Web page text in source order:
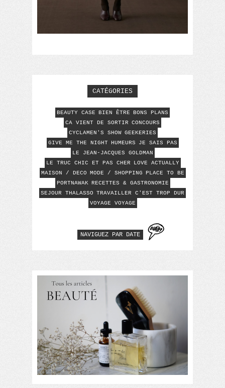
CATÉGORIES
BEAUTY CASE BIEN ÊTRE BONS PLANS
CA VIENT DE SORTIR CONCOURS
CYCLAMEN'S SHOW GEEKERIES
GIVE ME THE NIGHT HUMEURS
JE SAIS PAS
LE JEAN-JACQUES GOLDMAN
LE TRUC CHIC ET PAS CHER
LOVE ACTUALLY
MAISON / DECO MODE / SHOPPING PLACE TO BE
PORTNAWAK RECETTES & GASTRONOMIE
SEJOUR THALASSO TRAVAILLER C'EST TROP DUR
VOYAGE VOYAGE
NAVIGUEZ PAR DATE